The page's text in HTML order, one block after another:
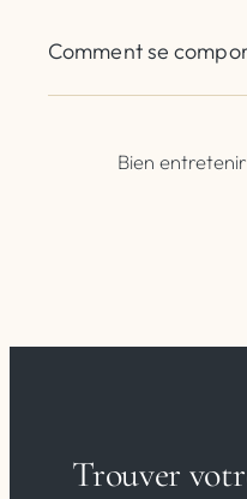
Comment se
Bien
Trouver